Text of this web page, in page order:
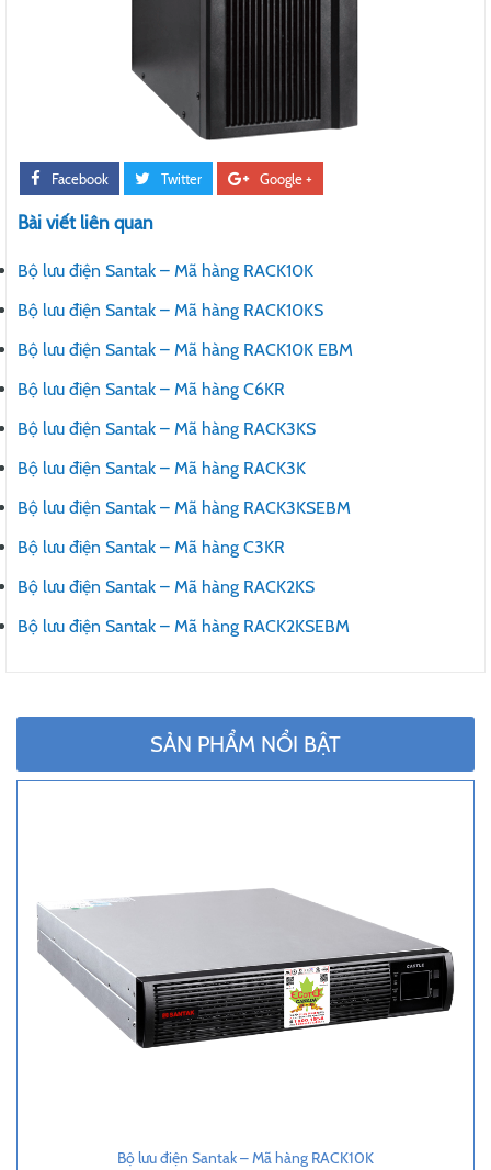
Facebook Twitter Google +
Bài viết liên quan
Bộ lưu điện Santak – Mã hàng RACK10K
Bộ lưu điện Santak – Mã hàng RACK10KS
Bộ lưu điện Santak – Mã hàng RACK10K EBM
Bộ lưu điện Santak – Mã hàng C6KR
Bộ lưu điện Santak – Mã hàng RACK3KS
Bộ lưu điện Santak – Mã hàng RACK3K
Bộ lưu điện Santak – Mã hàng RACK3KSEBM
Bộ lưu điện Santak – Mã hàng C3KR
Bộ lưu điện Santak – Mã hàng RACK2KS
Bộ lưu điện Santak – Mã hàng RACK2KSEBM
SẢN PHẨM NỔI BẬT
Bộ lưu điện Santak – Mã hàng RACK10K